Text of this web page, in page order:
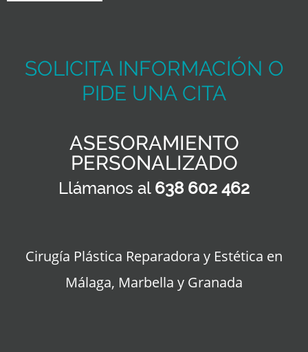
SOLICITA INFORMACIÓN O
PIDE UNA CITA
ASESORAMIENTO
PERSONALIZADO
Llámanos al 638 602 462
Cirugía Plástica Reparadora y Estética en
Málaga, Marbella y Granada